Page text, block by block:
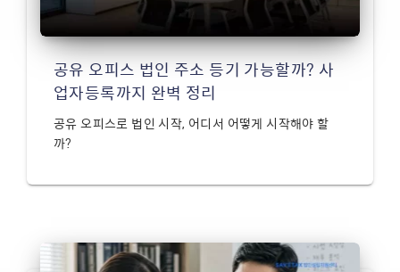
공유 오피스 법인 주소 등기 가능할까? 사
업자등록까지 완벽 정리
공유 오피스로 법인 시작, 어디서 어떻게 시작해야 할
까?